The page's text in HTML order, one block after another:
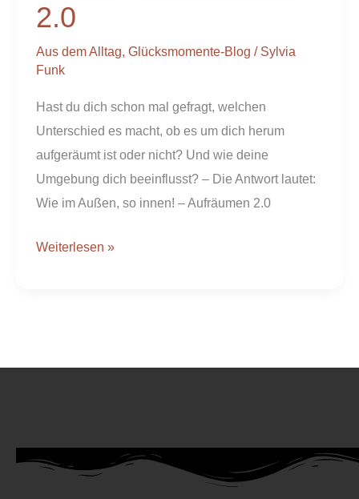
2.0
Aus dem Alltag Glücksmomente-Blog / Sylvia
Funk
Hast du dich schon mal gefragt, welchen
Unterschied es macht, ob es um dich herum
aufgeräumt ist oder nicht? Und wie deine
Umgebung dich beeinflusst? – Die Antwort lautet:
Wie im Außen, so innen! – Aufräumen 2.0
–
2.0
Weiterlesen »